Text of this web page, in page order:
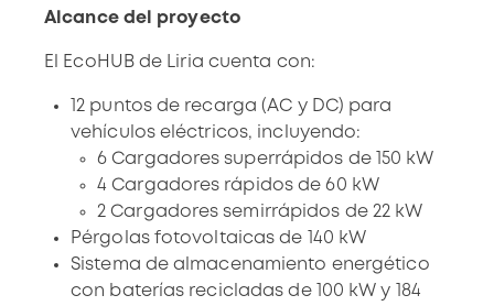
Alcance del proyecto
El EcoHUB de Liria cuenta con:
12 puntos de recarga (AC y DC) para
vehículos eléctricos, incluyendo:
6 Cargadores superrápidos de 150 kW
4 Cargadores rápidos de 60 kW
2 Cargadores semirrápidos de 22 kW
Pérgolas fotovoltaicas de 140 kW
Sistema de almacenamiento energético
con baterías recicladas de 100 kW y 184